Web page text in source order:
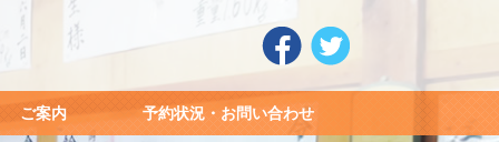
ご案内 予約状況・お問い合わせ